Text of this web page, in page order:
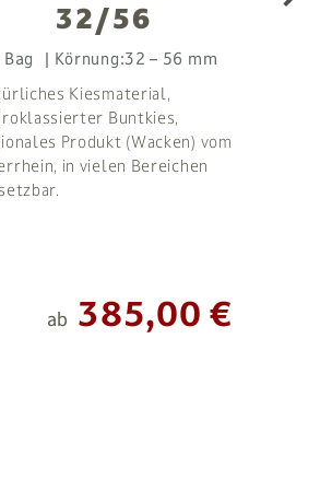
32/56
Körnung:32 – 56 mm
Kiesmaterial,
Buntkies,
Produkt (Wacken) vom
in vielen Bereichen
ab 385,00 €